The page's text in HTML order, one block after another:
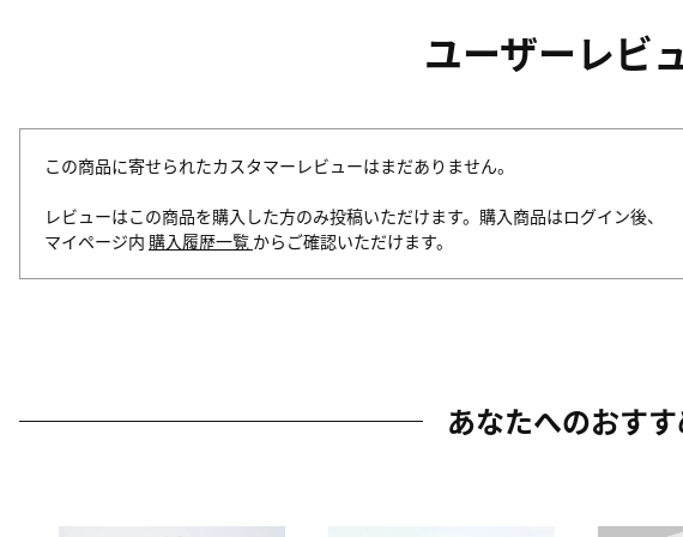
ユーザーレビ
この商品に寄せられたカスタマーレビューはまだありません。
レビューはこの商品を購入した方のみ投稿いただけます。購入商品はログイン後、
マイページ内 購入履歴一覧 からご確認いただけます。
あなたへのおす